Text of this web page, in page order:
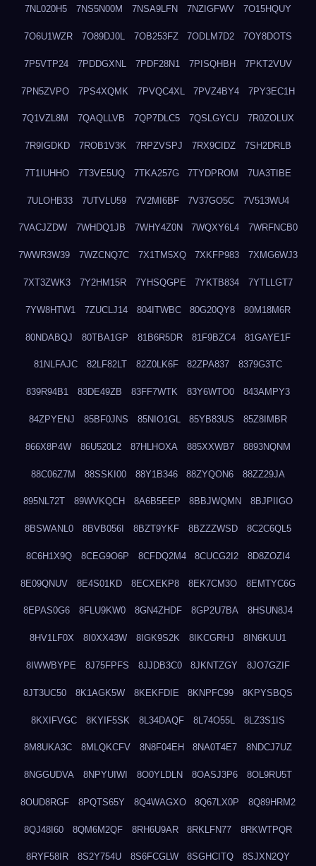
7NL020H5 7NS5N00M 7NSA9LFN 7NZIGFWV 7O15HQUY
7O6U1WZR 7O89DJ0L 7OB253FZ 7ODLM7D2 7OY8DOTS
7P5VTP24 7PDDGXNL 7PDF28N1 7PISQHBH 7PKT2VUV
7PN5ZVPO 7PS4XQMK 7PVQC4XL 7PVZ4BY4 7PY3EC1H
7Q1VZL8M 7QAQLLVB 7QP7DLC5 7QSLGYCU 7R0ZOLUX
7R9IGDKD 7ROB1V3K 7RPZVSPJ 7RX9CIDZ 7SH2DRLB
7T1IUHHO 7T3VE5UQ 7TKA257G 7TYDPROM 7UA3TIBE
7ULOHB33 7UTVLU59 7V2MI6BF 7V37GO5C 7V513WU4
7VACJZDW 7WHDQ1JB 7WHY4Z0N 7WQXY6L4 7WRFNCB0
7WWR3W39 7WZCNQ7C 7X1TM5XQ 7XKFP983 7XMG6WJ3
7XT3ZWK3 7Y2HM15R 7YHSQGPE 7YKTB834 7YTLLGT7
7YW8HTW1 7ZUCLJ14 804ITWBC 80G20QY8 80M18M6R
80NDABQJ 80TBA1GP 81B6R5DR 81F9BZC4 81GAYE1F
81NLFAJC 82LF82LT 82Z0LK6F 82ZPA837 8379G3TC
839R94B1 83DE49ZB 83FF7WTK 83Y6WTO0 843AMPY3
84ZPYENJ 85BF0JNS 85NIO1GL 85YB83US 85Z8IMBR
866X8P4W 86U520L2 87HLHOXA 885XXWB7 8893NQNM
88C06Z7M 88SSKI00 88Y1B346 88ZYQON6 88ZZ29JA
895NL72T 89WVKQCH 8A6B5EEP 8BBJWQMN 8BJPIIGO
8BSWANL0 8BVB056I 8BZT9YKF 8BZZZWSD 8C2C6QL5
8C6H1X9Q 8CEG9O6P 8CFDQ2M4 8CUCG2I2 8D8ZOZI4
8E09QNUV 8E4S01KD 8ECXEKP8 8EK7CM3O 8EMTYC6G
8EPAS0G6 8FLU9KW0 8GN4ZHDF 8GP2U7BA 8HSUN8J4
8HV1LF0X 8I0XX43W 8IGK9S2K 8IKCGRHJ 8IN6KUU1
8IWWBYPE 8J75FPFS 8JJDB3C0 8JKNTZGY 8JO7GZIF
8JT3UC50 8K1AGK5W 8KEKFDIE 8KNPFC99 8KPYSBQS
8KXIFVGC 8KYIF5SK 8L34DAQF 8L74O55L 8LZ3S1IS
8M8UKA3C 8MLQKCFV 8N8F04EH 8NA0T4E7 8NDCJ7UZ
8NGGUDVA 8NPYUIWI 8O0YLDLN 8OASJ3P6 8OL9RU5T
8OUD8RGF 8PQTS65Y 8Q4WAGXO 8Q67LX0P 8Q89HRM2
8QJ48I60 8QM6M2QF 8RH6U9AR 8RKLFN77 8RKWTPQR
8RYF58IR 8S2Y754U 8S6FCGLW 8SGHCITQ 8SJXN2QY